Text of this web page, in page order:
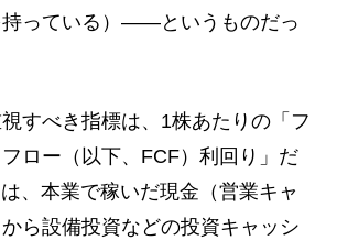
持っている）――というものだっ
すべき指標は、1株あたりの「フ
ロー（以下、FCF）利回り」だ
、本業で稼いだ現金（営業キャ
ら設備投資などの投資キャッシ